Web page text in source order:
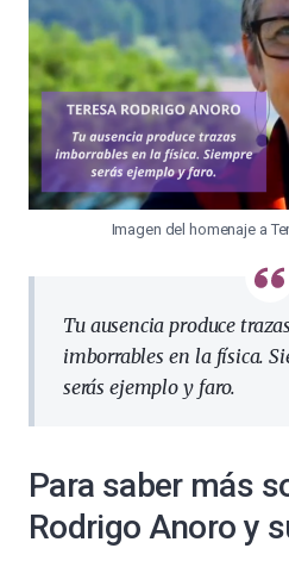
Imagen del homenaje a
Tu ausencia produce trazas
imborrables en la física.
serás ejemplo y faro.
Para saber más
Rodrigo Anoro y